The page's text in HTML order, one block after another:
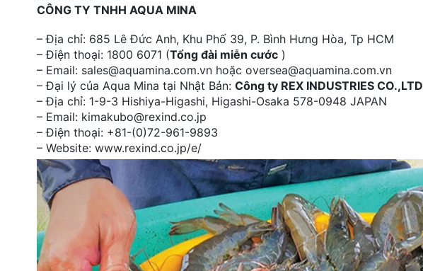
CÔNG TY TNHH AQUA MINA
– Địa chỉ: 685 Lê Đức Anh, Khu Phố 39, P. Bình Hưng Hòa, Tp HCM
– Điện thoại: 1800 6071 (Tổng đài miễn cước )
– Email: sales@aquamina.com.vn hoặc oversea@aquamina.com.vn
– Đại lý của Aqua Mina tại Nhật Bản: Công ty REX INDUSTRIES CO.,LTD
– Địa chỉ: 1-9-3 Hishiya-Higashi, Higashi-Osaka 578-0948 JAPAN
– Email: kimakubo@rexind.co.jp
– Điện thoại: +81-(0)72-961-9893
– Website: www.rexind.co.jp/e/